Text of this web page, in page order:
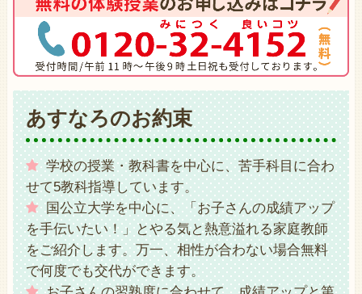
あすなろのお約束
学校の授業・教科書を中心に、苦手科目に合わ
せて5教科指導しています。
国公立大学を中心に、「お子さんの成績アップ
を手伝いたい！」とやる気と熱意溢れる家庭教師
をご紹介します。万一、相性が合わない場合無料
で何度でも交代ができます。